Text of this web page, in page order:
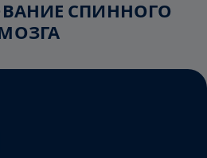
СПИННОГО